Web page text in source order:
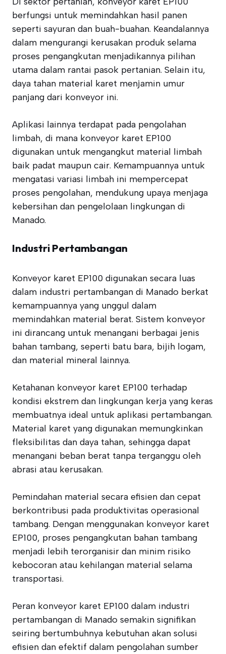
berfungsi untuk memindahkan hasil panen
seperti sayuran dan buah-buahan. Keandalannya
dalam mengurangi kerusakan produk selama
proses pengangkutan menjadikannya pilihan
utama dalam rantai pasok pertanian. Selain itu,
daya tahan material karet menjamin umur
panjang dari konveyor ini.
Aplikasi lainnya terdapat pada pengolahan
limbah, di mana konveyor karet EP100
digunakan untuk mengangkut material limbah
baik padat maupun cair. Kemampuannya untuk
mengatasi variasi limbah ini mempercepat
proses pengolahan, mendukung upaya menjaga
kebersihan dan pengelolaan lingkungan di
Manado.
Industri Pertambangan
Konveyor karet EP100 digunakan secara luas
dalam industri pertambangan di Manado berkat
kemampuannya yang unggul dalam
memindahkan material berat. Sistem konveyor
ini dirancang untuk menangani berbagai jenis
bahan tambang, seperti batu bara, bijih logam,
dan material mineral lainnya.
Ketahanan konveyor karet EP100 terhadap
kondisi ekstrem dan lingkungan kerja yang keras
membuatnya ideal untuk aplikasi pertambangan.
Material karet yang digunakan memungkinkan
fleksibilitas dan daya tahan, sehingga dapat
menangani beban berat tanpa terganggu oleh
abrasi atau kerusakan.
Pemindahan material secara efisien dan cepat
berkontribusi pada produktivitas operasional
tambang. Dengan menggunakan konveyor karet
EP100, proses pengangkutan bahan tambang
menjadi lebih terorganisir dan minim risiko
kebocoran atau kehilangan material selama
transportasi.
Peran konveyor karet EP100 dalam industri
pertambangan di Manado semakin signifikan
seiring bertumbuhnya kebutuhan akan solusi
efisien dan efektif dalam pengolahan sumber